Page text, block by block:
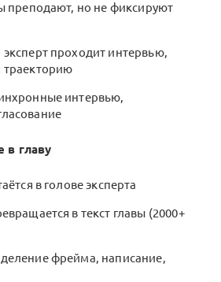
преподают, но не фиксируют
проходит интервью,
траекторию
интервью,
в главу
в голове эксперта
в текст главы (2000+
фрейма, написание,